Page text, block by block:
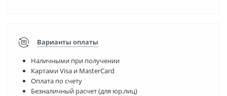
Варианты оплаты
Наличными при получении
Картами Visa и MasterCard
Оплата по счету
Безналичный расчет (для юр.лиц)